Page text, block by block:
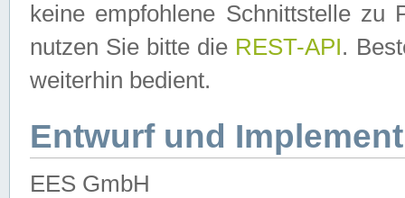
keine empfohlene Schnittstelle zu
nutzen Sie bitte die REST-API.
weiterhin bedient.
Entwurf und
EES GmbH